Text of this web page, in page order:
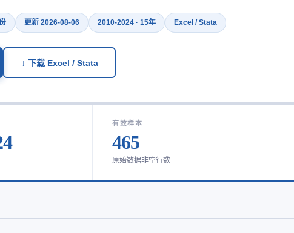
更新 2026-08-06 2010-2024 · 15年 Excel / Stata
↓ 下载 Excel / Stata
有效样本
465
原始数据非空行数